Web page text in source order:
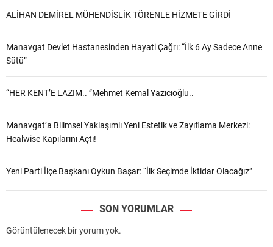
ALİHAN DEMİREL MÜHENDİSLİK TÖRENLE HİZMETE GİRDİ
Manavgat Devlet Hastanesinden Hayati Çağrı: “İlk 6 Ay Sadece Anne
Sütü”
“HER KENT’E LAZIM.. ”Mehmet Kemal Yazıcıoğlu..
Manavgat’a Bilimsel Yaklaşımlı Yeni Estetik ve Zayıflama Merkezi:
Healwise Kapılarını Açtı!
Yeni Parti İlçe Başkanı Oykun Başar: “İlk Seçimde İktidar Olacağız”
SON YORUMLAR
Görüntülenecek bir yorum yok.